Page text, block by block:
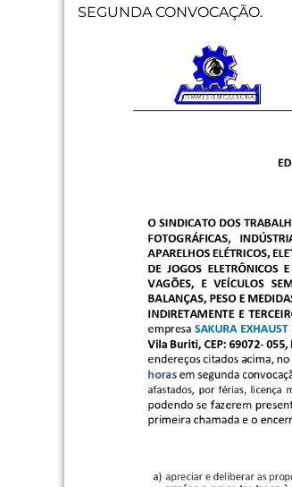
SEGUNDA CONVOCAÇÃO.